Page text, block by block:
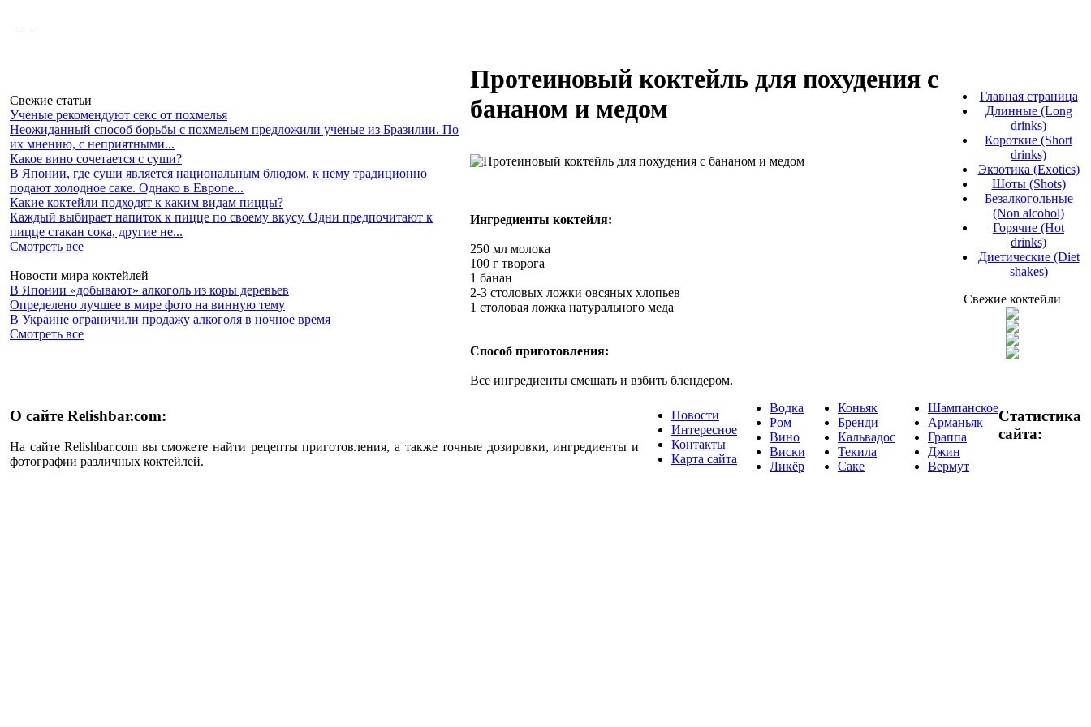
Свежие статьи
Ученые рекомендуют секс от похмелья
Неожиданный способ борьбы с похмельем предложили ученые из Бразилии. По
их мнению, с неприятными...
Какое вино сочетается с суши?
В Японии, где суши является национальным блюдом, к нему традиционно
подают холодное саке. Однако в Европе...
Какие коктейли подходят к каким видам пиццы?
Каждый выбирает напиток к пицце по своему вкусу. Одни предпочитают к
пицце стакан сока, другие не...
Смотреть все
Новости мира коктейлей
В Японии «добывают» алкоголь из коры деревьев
Определено лучшее в мире фото на винную тему
В Украине ограничили продажу алкоголя в ночное время
Смотреть все
Протеиновый коктейль для похудения с
бананом и медом
Ингредиенты коктейля:
250 мл молока
100 г творога
1 банан
2-3 столовых ложки овсяных хлопьев
1 столовая ложка натурального меда
Способ приготовления:
Все ингредиенты смешать и взбить блендером.
Главная страница
Длинные (Long
drinks)
Короткие (Short
drinks)
Экзотика (Exotics)
Шоты (Shots)
Безалкогольные
(Non alcohol)
Горячие (Hot
drinks)
Диетические (Diet
shakes)
Свежие коктейли
О сайте Relishbar.com:
На сайте Relishbar.com вы сможете найти рецепты приготовления, а также точные дозировки, ингредиенты и
фотографии различных коктейлей.
Новости
Интересное
Контакты
Карта сайта
Водка
Ром
Вино
Виски
Ликёр
Коньяк
Бренди
Кальвадос
Текила
Саке
Шампанское
Арманьяк
Граппа
Джин
Вермут
Статистика
сайта: